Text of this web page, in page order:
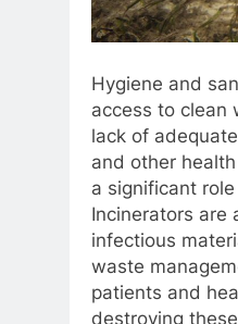
Hygiene and
access to clean
lack of
and other
a significant
Incinerators are
infectious
waste
patients and
destroying